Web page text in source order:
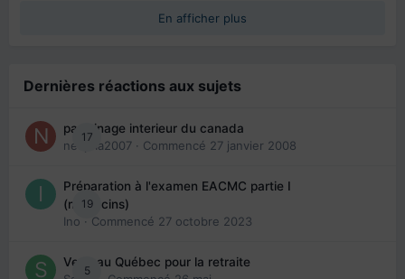
En afficher plus
Dernières réactions aux sujets
17
parrainage interieur du canada
nedjma2007 · Commencé 27 janvier 2008
19
Préparation à l'examen EACMC partie I
(médecins)
Ino · Commencé 27 octobre 2023
5
Venir au Québec pour la retraite